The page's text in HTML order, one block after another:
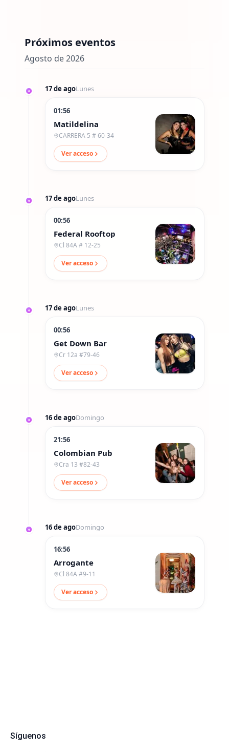
Próximos eventos
Agosto de 2026
17 de agoLunes
01:56
Matildelina
CARRERA 5 # 60-34
Ver acceso
17 de agoLunes
00:56
Federal Rooftop
Cl 84A # 12-25
Ver acceso
17 de agoLunes
00:56
Get Down Bar
Cr 12a #79-46
Ver acceso
16 de agoDomingo
21:56
Colombian Pub
Cra 13 #82-43
Ver acceso
16 de agoDomingo
16:56
Arrogante
Cl 84A #9-11
Ver acceso
Síguenos